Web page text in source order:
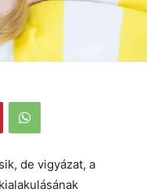
de vigyázat, a